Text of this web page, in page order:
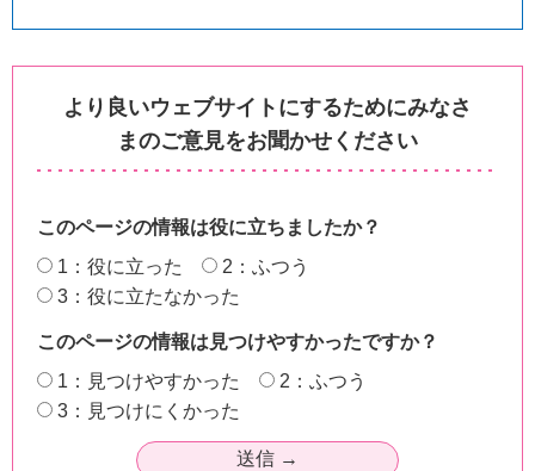
より良いウェブサイトにするためにみなさ
まのご意見をお聞かせください
このページの情報は役に立ちましたか？
1：役に立った
2：ふつう
3：役に立たなかった
このページの情報は見つけやすかったですか？
1：見つけやすかった
2：ふつう
3：見つけにくかった